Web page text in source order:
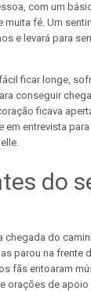
com um
muita fé. Um
e levará para
ficar longe,
conseguir
ficava
em entrevista
do
chegada do
parou na frente
fãs entoaram
orações de apoio